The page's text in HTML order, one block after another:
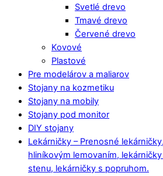
Svetlé drevo
Tmavé drevo
Červené drevo
Kovové
Plastové
Pre modelárov a maliarov
Stojany na kozmetiku
Stojany na mobily
Stojany pod monitor
DIY stojany
Lekárničky – Prenosné
hliníkovým lemovaním,
stenu, lekárničky s popruhom.